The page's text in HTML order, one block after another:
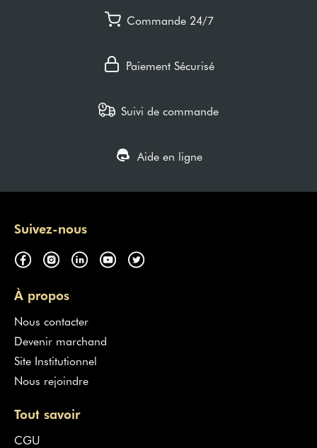
Commande 24/7
Paiement Sécurisé
Suivi de commande
Aide en ligne
Suivez-nous
À propos
Nous contacter
Devenir marchand
Site Institutionnel
Nous rejoindre
Tout savoir
CGU